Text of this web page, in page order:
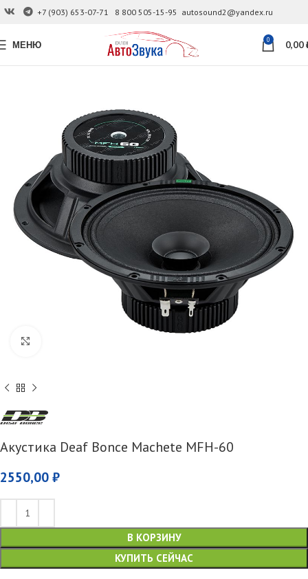
+7 (903) 653-07-71 8 800 505-15-95 autosound2@yandex.ru
МЕНЮ 0 0,00
Акустика Deaf Bonce Machete MFH-60
2550,00 ₽
В КОРЗИНУ
КУПИТЬ СЕЙЧАС